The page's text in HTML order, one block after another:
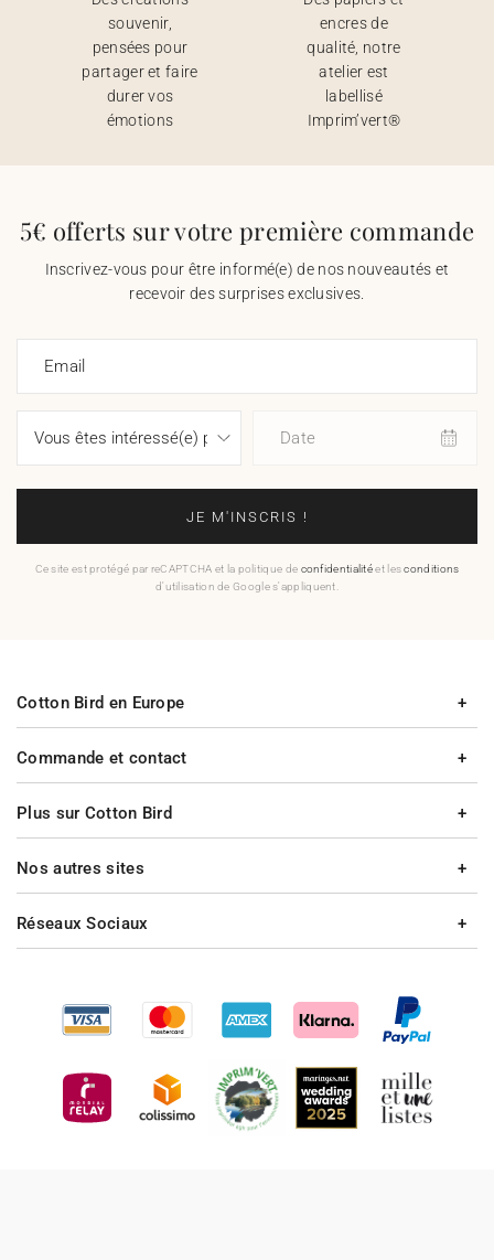
souvenir,
pensées pour
partager et faire
durer vos
émotions
encres de
qualité, notre
atelier est
labellisé
Imprim’vert®
5€ offerts sur votre première commande
Inscrivez-vous pour être informé(e) de nos nouveautés et
recevoir des surprises exclusives.
Email
Date
JE M'INSCRIS !
Ce site est protégé par reCAPTCHA et la politique de confidentialitéet lesconditions
d'utilisation de Google s'appliquent.
Commande et contact
Plus sur Cotton Bird
Cotton Bird en Europe
Nos autres sites
Réseaux Sociaux